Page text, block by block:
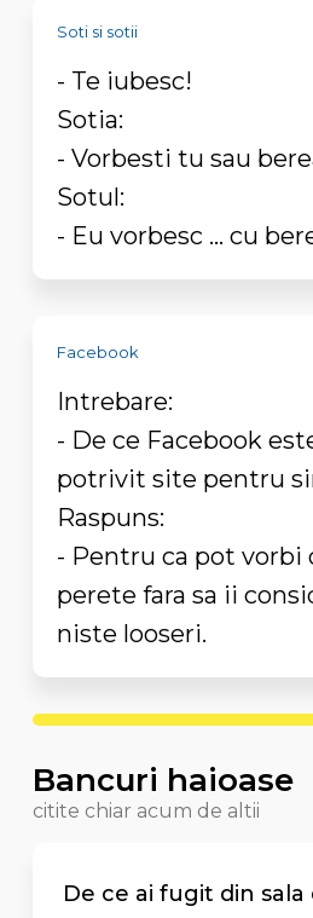
Soti si sotii
- Te iubesc!
Sotia:
- Vorbesti tu sau
Sotul:
- Eu vorbesc ... cu
Facebook
Intrebare:
- De ce Facebook
potrivit site pentru
Raspuns:
- Pentru ca pot vorbi
perete fara sa ii
niste looseri.
Bancuri haioase
citite chiar acum de altii
De ce ai fugit din